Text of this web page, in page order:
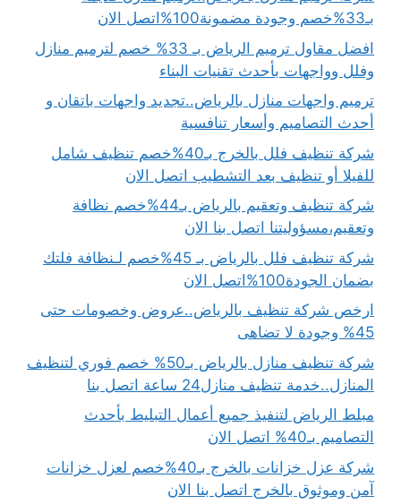
بـ33%خصم وجودة مضمونة100%اتصل الان
افضل مقاول ترميم الرياض بـ 33% خصم لترميم منازل
وفلل وواجهات بأحدث تقنيات البناء
ترميم واجهات منازل بالرياض..تجديد واجهات باتقان و
أحدث التصاميم وأسعار تنافسية
شركة تنظيف فلل بالخرج بـ40%خصم تنظيف شامل
للفيلا أو تنظيف بعد التشطيب اتصل الان
شركة تنظيف وتعقيم بالرياض بـ44%خصم نظافة
وتعقيم،مسؤوليتنا اتصل بنا الان
شركة تنظيف فلل بالرياض بـ 45%خصم لـنظافة فلتك
بضمان الجودة100%اتصل الان
ارخص شركة تنظيف بالرياض..عروض وخصومات حتى
45% وجودة لا تضاهى
شركة تنظيف منازل بالرياض بـ50% خصم فوري لتنظيف
المنازل..خدمة تنظيف منازل24 ساعة اتصل بنا
مبلط الرياض لتنفيذ جميع أعمال التبليط بأحدث
التصاميم بـ40% اتصل الان
شركة عزل خزانات بالخرج بـ40%خصم لعزل خزانات
آمن وموثوق بالخرج اتصل بنا الان